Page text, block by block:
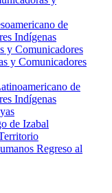
de
Indígenas
y Comunicadores
y Comunicadores
de
Indígenas
de Izabal
Regreso al